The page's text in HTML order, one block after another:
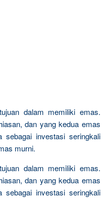
dalam memiliki emas.
dan yang kedua emas
sebagai investasi seringkali
murni.
dalam memiliki emas.
dan yang kedua emas
sebagai investasi seringkali